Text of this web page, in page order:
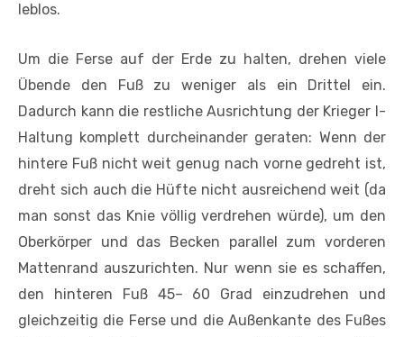
leblos.
Um die Ferse auf der Erde zu halten, drehen viele
Übende den Fuß zu weniger als ein Drittel ein.
Dadurch kann die restliche Ausrichtung der Krieger I-
Haltung komplett durcheinander geraten: Wenn der
hintere Fuß nicht weit genug nach vorne gedreht ist,
dreht sich auch die Hüfte nicht ausreichend weit (da
man sonst das Knie völlig verdrehen würde), um den
Oberkörper und das Becken parallel zum vorderen
Mattenrand auszurichten. Nur wenn sie es schaffen,
den hinteren Fuß 45– 60 Grad einzudrehen und
gleichzeitig die Ferse und die Außenkante des Fußes